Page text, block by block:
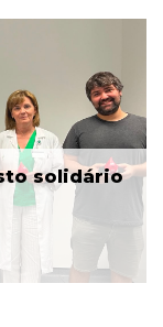
solidário